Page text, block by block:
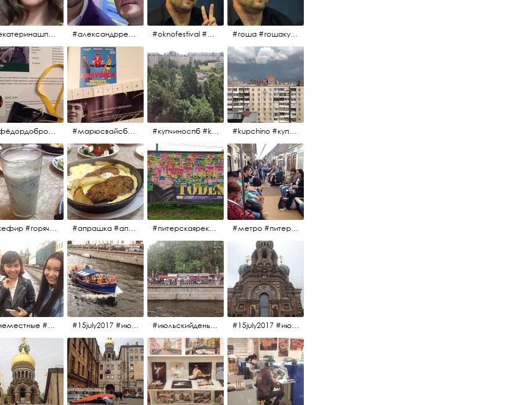
#екатеринашпица #шпица @ekaterinashpitsa #александрревва #ревва #артурпирожков #бабушкалегкогоповедения @arthurpirozhkov #oknofestival #gosha #гошакуценко #гоша #гошакуценко #oknofestival
#фёдордобронравов #эдуардпарри #жилибыли #иринарозанова #марюсвайсберг #александрревва #глюкоза #любовьвбольшомгороде #ххvфестивальроссийскогокино #купчиноспб #kupchino #kupchino #купчиноспб
#кефир #горячийкефир #национальноеблюдо #лаваш #вкусно #апрашка #апраксиндвор #кафенаапрашке #куринаякотлетанасковороде #сковородка #кафедлясвоих #питерскаяреклама #todes #куколки #окраинапитера #фрунзенскийрайон #метро #питерскоеметро #невскаялиния
#неместные #июльскийдень2017 #15july2017 #июльскийдень2017 #катерок #bonfire #июльскийдень2017 #15july2017 #15july2017 #июльскийдень2017 #спаснакрови